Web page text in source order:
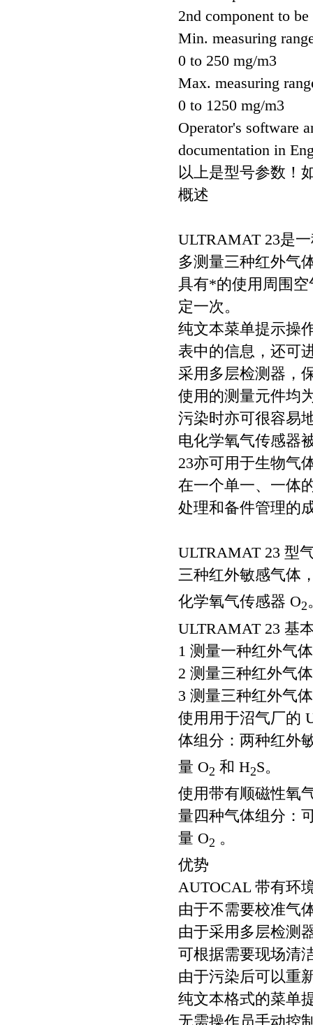
2nd component to be
Min. measuring
0 to 250 mg/m3
Max. measuring
0 to 1250 mg/m3
Operator's software
documentation in
以上是型号参数！
概述
ULTRAMAT 23是
多测量三种红外气
具有*的使用周围
定一次。
纯文本菜单提示操
表中的信息，还可
采用多层检测器，
使用的测量元件均
污染时亦可很容易
电化学氧气传感器
23亦可用于生物气
在一个单一、一体
处理和备件管理的
ULTRAMAT 23 型
三种红外敏感气体
化学氧气传感器 O2
ULTRAMAT 23 基
1 测量一种红外气
2 测量三种红外气
3 测量三种红外气
使用用于沼气厂的
体组分：两种红外
量 O2 和 H2S。
使用带有顺磁性氧
量四种气体组分：
量 O2 。
优势
AUTOCAL 带有环
由于不需要校准气
由于采用多层检测
可根据需要现场清
由于污染后可以重
纯文本格式的菜单